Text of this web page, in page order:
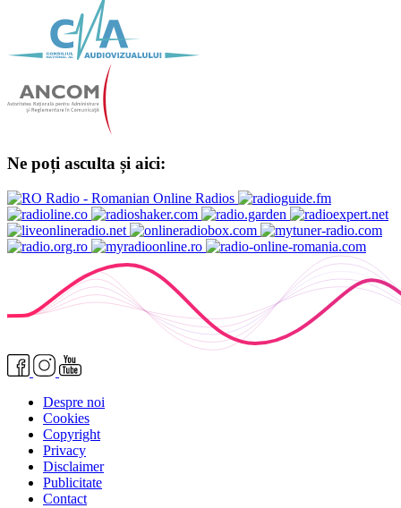
Ne poți asculta și aici:
Despre noi
Cookies
Copyright
Privacy
Disclaimer
Publicitate
Contact